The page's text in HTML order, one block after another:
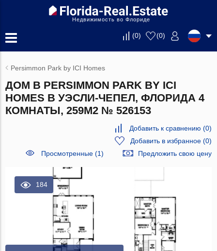
Недвижимость во Флориде
(0) (0)
Persimmon Park by ICI Homes
ДОМ В PERSIMMON PARK BY ICI
HOMES В УЭСЛИ-ЧЕПЕЛ, ФЛОРИДА 4
КОМНАТЫ, 259М2 № 526153
Добавить к сравнению (0)
Добавить в избранное(0)
Просмотренные (1)
Предложить свою цену
184